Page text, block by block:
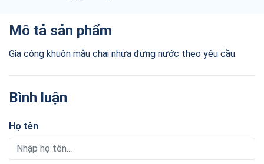
Mô tả sản phẩm
Gia công khuôn mẫu chai nhựa đựng nước theo yêu cầu
Bình luận
Họ tên